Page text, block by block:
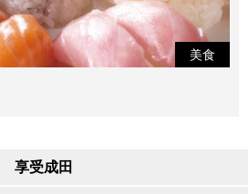
美食
享受成田